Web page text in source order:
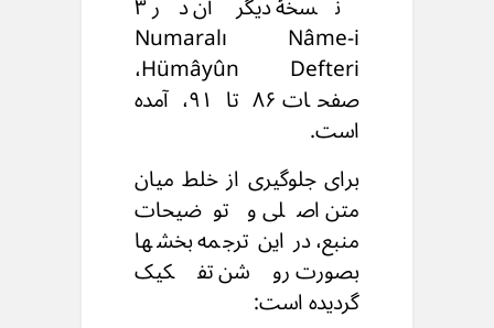
Numaralı Nâme-i
Hümâyûn Defteri،
صفحات ۸۶ تا ۹۱، آمده
است.
برای جلوگیری از خلط میان
متن اصلی و توضیحات
منبع، در این ترجمه بخشها
بصورت روشن تفکیک
گردیده است: